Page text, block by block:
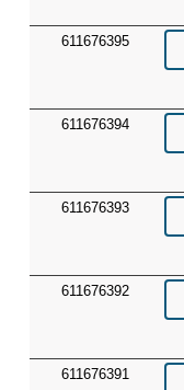
611676395
611676394
611676393
611676392
611676391